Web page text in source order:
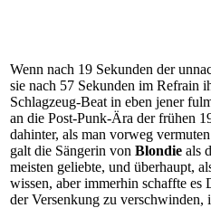
Wenn nach 19 Sekunden der
sie nach 57 Sekunden im Refrain
Schlagzeug-Beat in eben jener
an die Post-Punk-Ära der frühen
dahinter, als man vorweg
galt die Sängerin von Blondie als
meisten geliebte, und überhaupt,
wissen, aber immerhin schaffte
der Versenkung zu verschwinden,